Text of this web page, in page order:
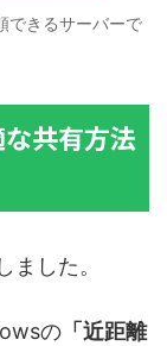
できるサーバーで
共有方法
した。
の 「近距離